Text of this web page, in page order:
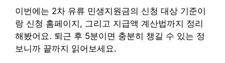
이번에는 2차 유류 민생지원금의 신청 대상 기준이
랑 신청 홈페이지, 그리고 지급액 계산법까지 정리
해봤어요. 퇴근 후 5분이면 충분히 챙길 수 있는 정
보니까 끝까지 읽어보세요.